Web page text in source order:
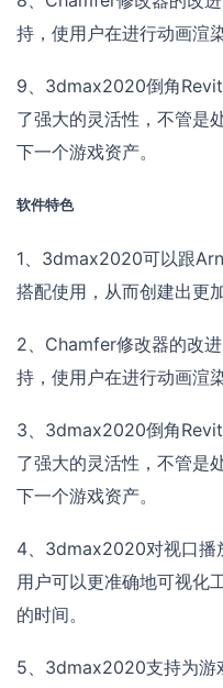
持，使用户在进行动画渲
9、3dmax2020倒角
了强大的灵活性，不管是
下一个游戏资产。
软件特色
1、3dmax2020可以跟
搭配使用，从而创建出更
2、Chamfer修改器的改
持，使用户在进行动画渲
3、3dmax2020倒角
了强大的灵活性，不管是
下一个游戏资产。
4、3dmax2020对视口播
用户可以更准确地可视化
的时间。
5、3dmax2020支持为游